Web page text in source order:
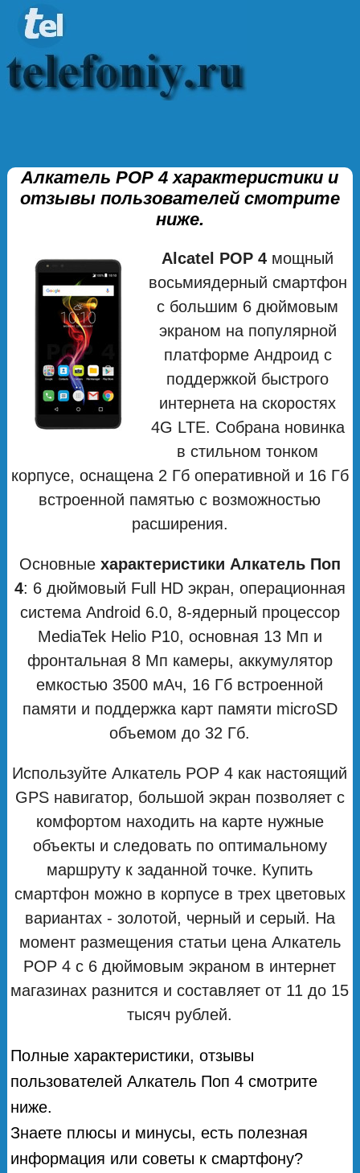
Алкатель РОР 4 характеристики и
отзывы пользователей смотрите
ниже.
Alcatel POP 4 мощный
восьмиядерный смартфон
с большим 6 дюймовым
экраном на популярной
платформе Андроид с
поддержкой быстрого
интернета на скоростях
4G LTE. Собрана новинка
в стильном тонком
корпусе, оснащена 2 Гб оперативной и 16 Гб
встроенной памятью с возможностью
расширения.
Основные характеристики Алкатель Поп
4: 6 дюймовый Full HD экран, операционная
система Android 6.0, 8-ядерный процессор
MediaTek Helio P10, основная 13 Мп и
фронтальная 8 Мп камеры, аккумулятор
емкостью 3500 мАч, 16 Гб встроенной
памяти и поддержка карт памяти microSD
объемом до 32 Гб.
Используйте Алкатель POP 4 как настоящий
GPS навигатор, большой экран позволяет с
комфортом находить на карте нужные
объекты и следовать по оптимальному
маршруту к заданной точке. Купить
смартфон можно в корпусе в трех цветовых
вариантах - золотой, черный и серый. На
момент размещения статьи цена Алкатель
РОР 4 с 6 дюймовым экраном в интернет
магазинах разнится и составляет от 11 до 15
тысяч рублей.
Полные характеристики, отзывы
пользователей Алкатель Поп 4 смотрите
ниже.
Знаете плюсы и минусы, есть полезная
информация или советы к смартфону?